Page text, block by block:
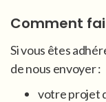
Comment
Si vous êtes
de nous envoyer :
votre projet